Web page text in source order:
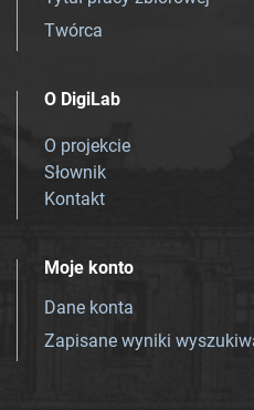
Twórca
O DigiLab
O projekcie
Słownik
Kontakt
Moje konto
Dane konta
Zapisane wyniki